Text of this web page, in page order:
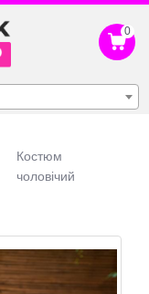
0
Костюм
чоловічий